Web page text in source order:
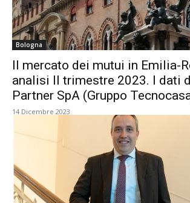
Bologna
Il mercato dei mutui in Emilia-
analisi II trimestre 2023. I dati
Partner SpA (Gruppo
14 Dicembre 2023